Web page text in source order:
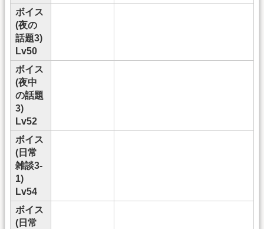
ボイス
(夜の
話題3)
Lv50
ボイス
(夜中
の話題
3)
Lv52
ボイス
(日常
雑談3-
1)
Lv54
ボイス
(日常